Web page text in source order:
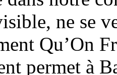
ne se
Qu’On
permet à